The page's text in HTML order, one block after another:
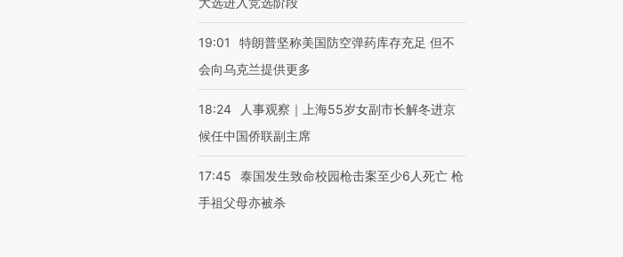
19:01
特朗普坚称美国防空弹药库存充足 但不
会向乌克兰提供更多
18:24
人事观察｜上海55岁女副市长解冬进京
候任中国侨联副主席
17:45
泰国发生致命校园枪击案至少6人死亡 枪
手祖父母亦被杀